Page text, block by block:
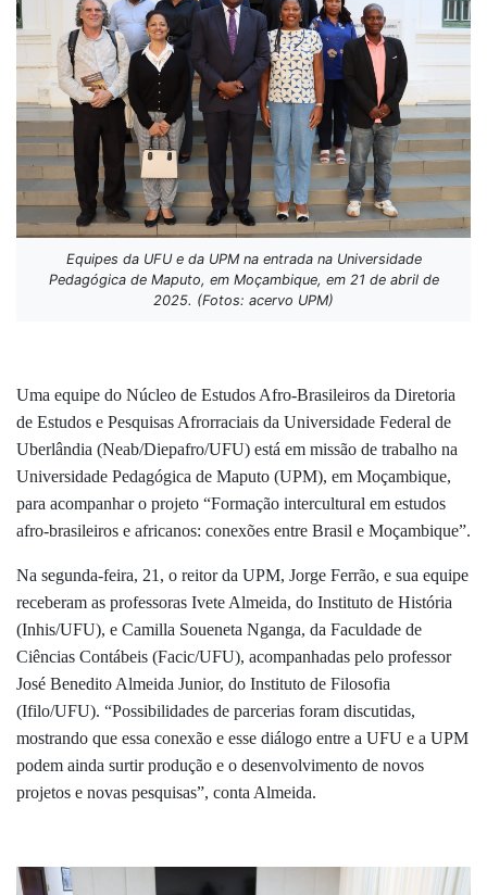
Equipes da UFU e da UPM na entrada na Universidade
Pedagógica de Maputo, em Moçambique, em 21 de abril de
2025. (Fotos: acervo UPM)
Uma equipe do Núcleo de Estudos Afro-Brasileiros da Diretoria
de Estudos e Pesquisas Afrorraciais da Universidade Federal de
Uberlândia (Neab/Diepafro/UFU) está em missão de trabalho na
Universidade Pedagógica de Maputo (UPM), em Moçambique,
para acompanhar o projeto “Formação intercultural em estudos
afro-brasileiros e africanos: conexões entre Brasil e Moçambique”.
Na segunda-feira, 21, o reitor da UPM, Jorge Ferrão, e sua equipe
receberam as professoras Ivete Almeida, do Instituto de História
(Inhis/UFU), e Camilla Soueneta Nganga, da Faculdade de
Ciências Contábeis (Facic/UFU), acompanhadas pelo professor
José Benedito Almeida Junior, do Instituto de Filosofia
(Ifilo/UFU). “Possibilidades de parcerias foram discutidas,
mostrando que essa conexão e esse diálogo entre a UFU e a UPM
podem ainda surtir produção e o desenvolvimento de novos
projetos e novas pesquisas”, conta Almeida.